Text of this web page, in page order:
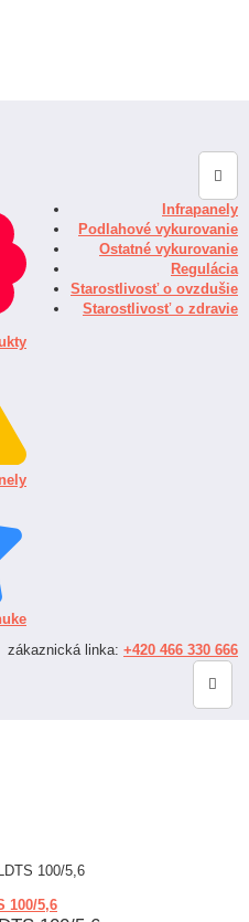
Infrapanely
Podlahové vykurovanie
Ostatné vykurovanie
Regulácia
Starostlivosť o ovzdušie
Starostlivosť o zdravie
zákaznická linka: +420 466 330 666
100/5,6